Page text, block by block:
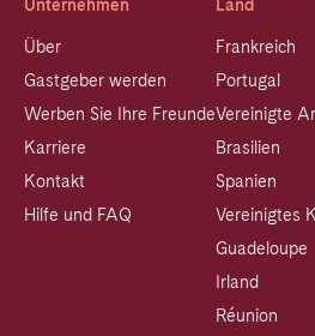
Unternehmen
Über
Gastgeber werden
Werben Sie Ihre Freunde
Karriere
Kontakt
Hilfe und FAQ
Land
Frankreich
Portugal
Vereinigte
Brasilien
Spanien
Vereinigtes
Guadeloupe
Irland
Réunion